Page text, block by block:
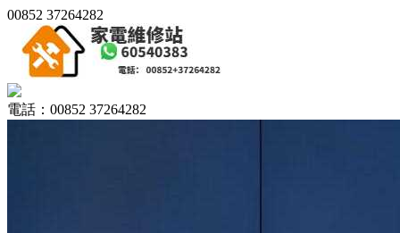
00852 37264282
電話：00852 37264282